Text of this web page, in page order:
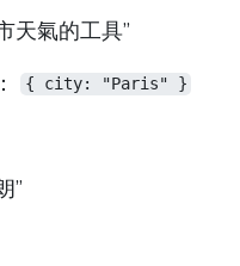
天氣的工具”
{ city: "Paris" }
”